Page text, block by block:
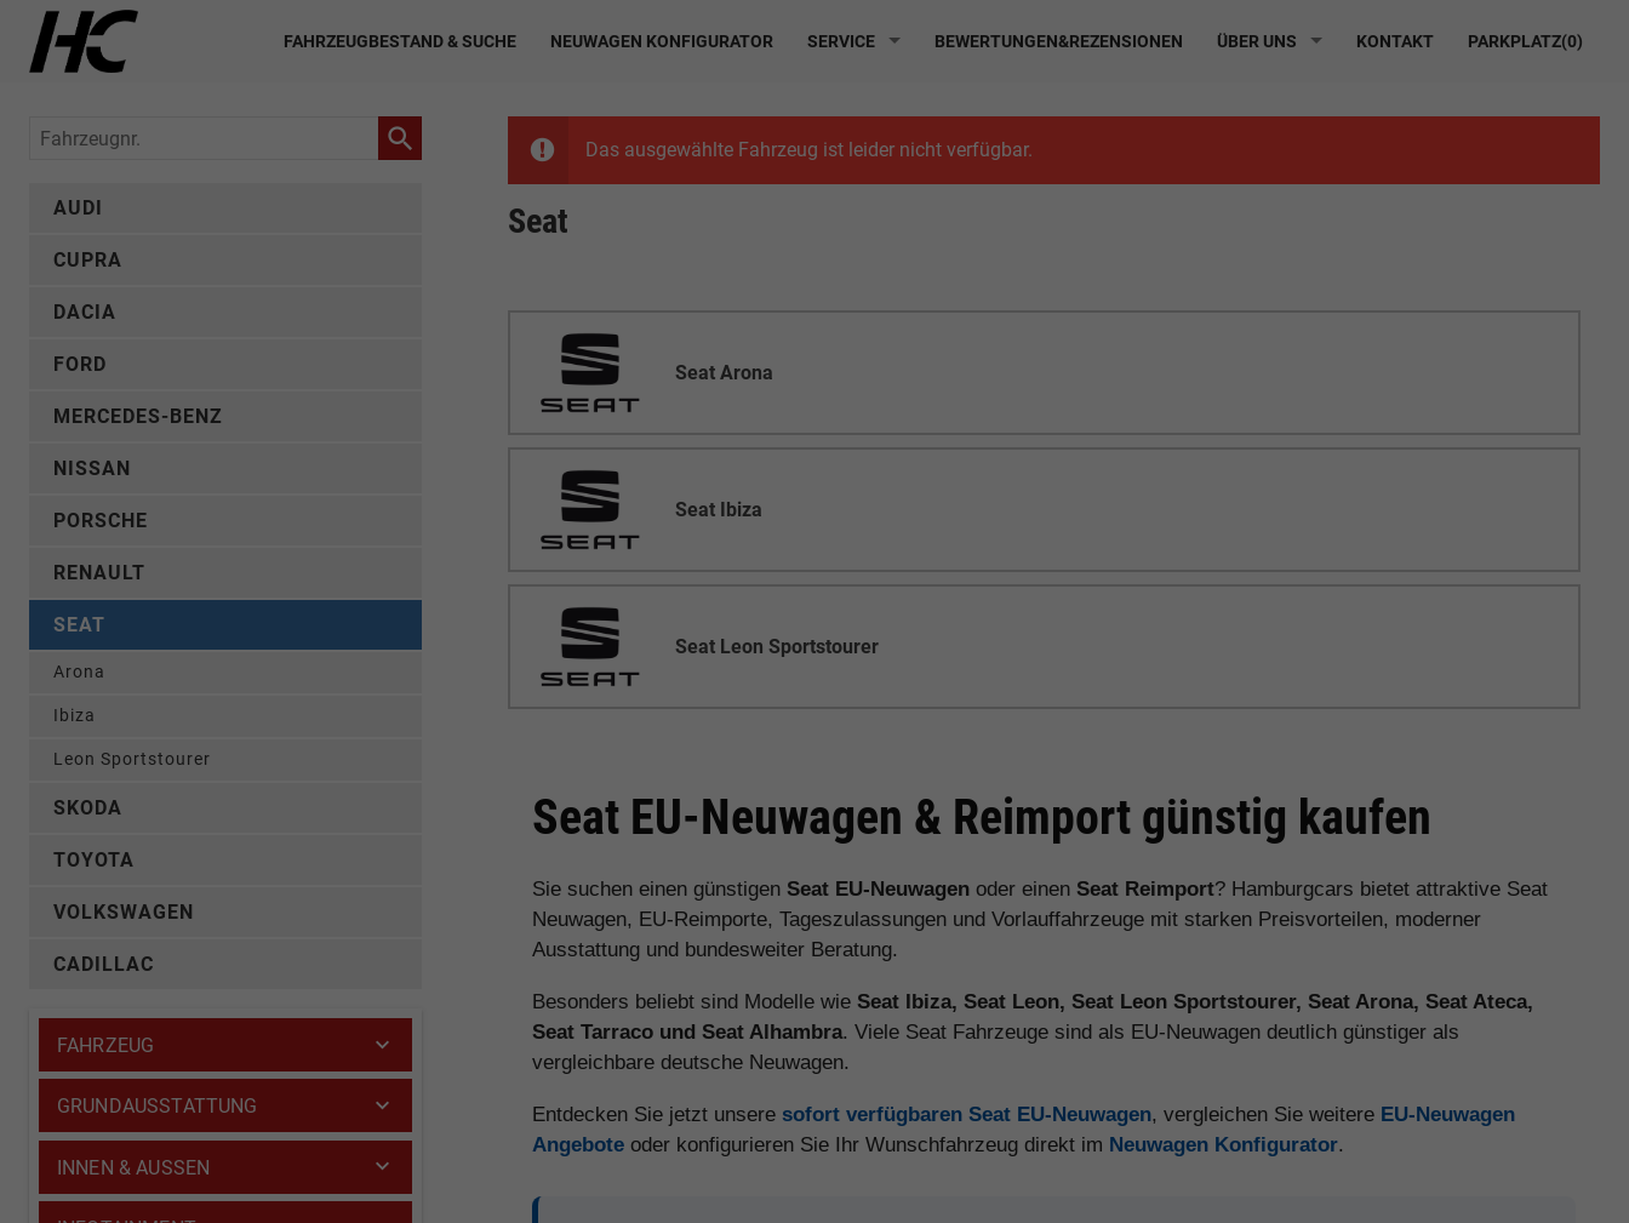
FAHRZEUGBESTAND & SUCHE NEUWAGEN KONFIGURATOR SERVICE BEWERTUNGEN&REZENSIONEN ÜBER UNS KONTAKT PARKPLATZ(0)
Das ausgewählte Fahrzeug ist leider nicht verfügbar.
Seat
Seat Arona
Seat Ibiza
Seat Leon Sportstourer
Seat EU-Neuwagen & Reimport günstig kaufen
Sie suchen einen günstigen Seat EU-Neuwagen oder einen Seat Reimport? Hamburgcars bietet attraktive Seat
Neuwagen, EU-Reimporte, Tageszulassungen und Vorlauffahrzeuge mit starken Preisvorteilen, moderner
Ausstattung und bundesweiter Beratung.
Besonders beliebt sind Modelle wie Seat Ibiza, Seat Leon, Seat Leon Sportstourer, Seat Arona, Seat Ateca,
Seat Tarraco und Seat Alhambra. Viele Seat Fahrzeuge sind als EU-Neuwagen deutlich günstiger als
vergleichbare deutsche Neuwagen.
Entdecken Sie jetzt unsere sofort verfügbaren Seat EU-Neuwagen, vergleichen Sie weitere EU-Neuwagen
Angebote oder konfigurieren Sie Ihr Wunschfahrzeug direkt im Neuwagen Konfigurator.
Fahrzeugnr.
AUDI
CUPRA
DACIA
FORD
MERCEDES-BENZ
NISSAN
PORSCHE
RENAULT
SEAT
Arona
Ibiza
Leon Sportstourer
SKODA
TOYOTA
VOLKSWAGEN
CADILLAC
FAHRZEUG
GRUNDAUSSTATTUNG
INNEN & AUSSEN